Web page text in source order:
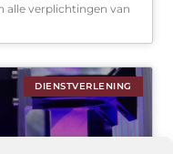
alle verplichtingen van
DIENSTVERLENING